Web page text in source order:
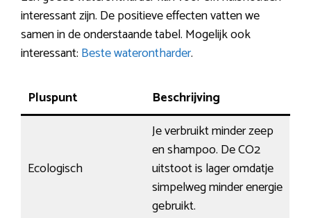
interessant zijn. De positieve effecten vatten we
samen in de onderstaande tabel. Mogelijk ook
interessant: Beste waterontharder.
Pluspunt Beschrijving
Ecologisch
Je verbruikt minder zeep
en shampoo. De CO2
uitstoot is lager omdatje
simpelweg minder energie
gebruikt.